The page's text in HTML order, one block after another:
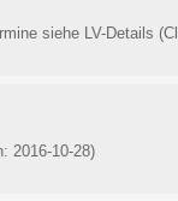
siehe LV-Details
2016-10-28)